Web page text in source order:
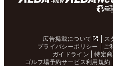
広告掲載について ス
プライバシーポリシー
ご
ガイドライン
特定
ゴルフ場予約サービス利用規約